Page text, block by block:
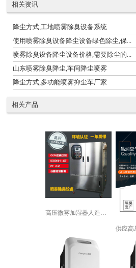
相关资讯
降尘方式,工地喷雾除臭设备系统
使用喷雾除臭设备降尘设备绿色除尘,保...
喷雾除臭设备降尘设备价格,需要除尘的...
山东喷雾除臭降尘,车间降尘喷雾
降尘方式,多功能喷雾抑尘车厂家
相关产品